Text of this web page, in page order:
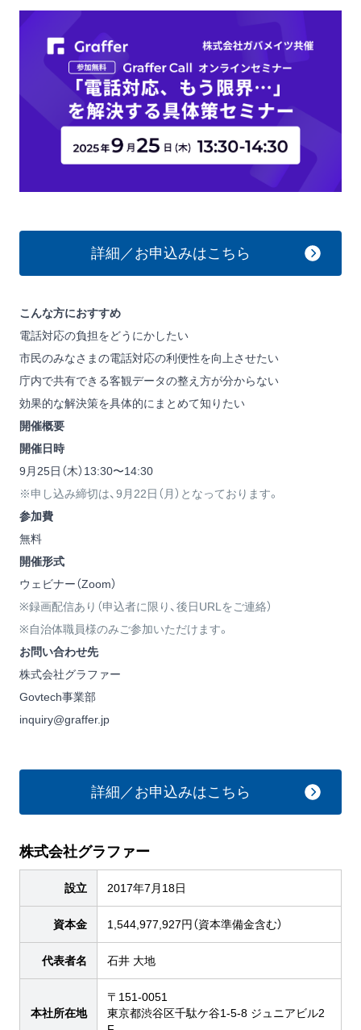
詳細／お申込みはこちら
こんな方におすすめ
電話対応の負担をどうにかしたい
市民のみなさまの電話対応の利便性を向上させたい
庁内で共有できる客観データの整え方が分からない
効果的な解決策を具体的にまとめて知りたい
開催概要
開催日時
9月25日（木）13:30〜14:30
※申し込み締切は、9月22日（月）となっております。
参加費
無料
開催形式
ウェビナー（Zoom）
※録画配信あり（申込者に限り、後日URLをご連絡）
※自治体職員様のみご参加いただけます。
お問い合わせ先
株式会社グラファー
Govtech事業部
inquiry@graffer.jp
詳細／お申込みはこちら
株式会社グラファー
設立 2017年7月18日
資本金 1,544,977,927円（資本準備金含む）
代表者名 石井 大地
本社所在地
〒151-0051
東京都渋谷区千駄ケ谷1-5-8 ジュニアビル2